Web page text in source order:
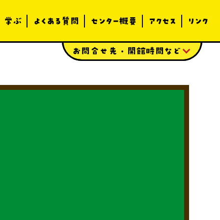
学ぶ よくある質問 センター概要 アクセス リンク
お問合せ先・開館時間など